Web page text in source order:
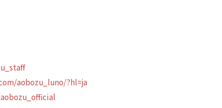
aobozu_luno/?hl=ja